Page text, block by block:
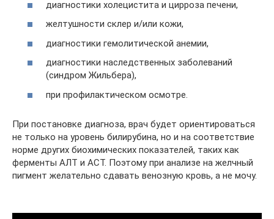
диагностики холецистита и цирроза печени,
желтушности склер и/или кожи,
диагностики гемолитической анемии,
диагностики наследственных заболеваний
(синдром Жильбера),
при профилактическом осмотре.
При постановке диагноза, врач будет ориентироваться
не только на уровень билирубина, но и на соответствие
норме других биохимических показателей, таких как
ферменты АЛТ и АСТ. Поэтому при анализе на желчный
пигмент желательно сдавать венозную кровь, а не мочу.